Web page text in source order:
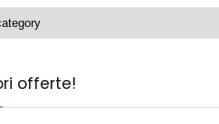
offerte!